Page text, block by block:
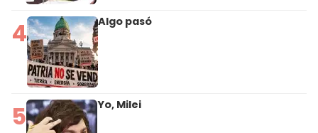
4 Algo pasó
5 Yo, Milei